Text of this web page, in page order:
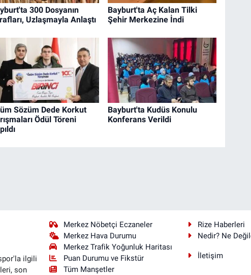
300 Dosyanın
Uzlaşmayla Anlaştı
Bayburt'ta Aç Kalan Tilki
Şehir Merkezine İndi
Sözüm Dede Korkut
Ödül Töreni
Bayburt'ta Kudüs Konulu
Konferans Verildi
ilgili
son
Merkez Nöbetçi Eczaneler
Merkez Hava Durumu
Merkez Trafik Yoğunluk Haritası
Puan Durumu ve Fikstür
Tüm Manşetler
Rize Haberleri
Nedir? Ne
İletişim